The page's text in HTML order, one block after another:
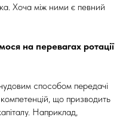
Хоча між ними є певний
на перевагах ротації
чудовим способом передачі
що призводить
Наприклад,